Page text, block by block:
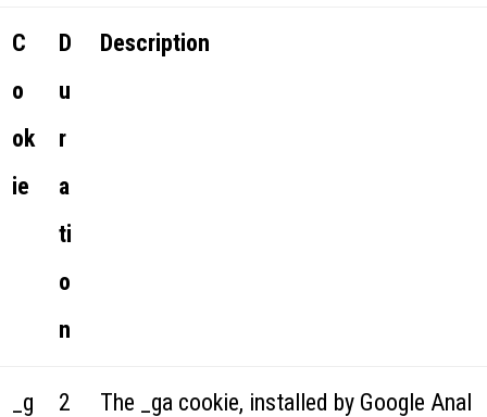
C
o
ok
ie
D
u
r
a
ti
o
n
Description
_g
2
The _ga cookie, installed by Google Anal